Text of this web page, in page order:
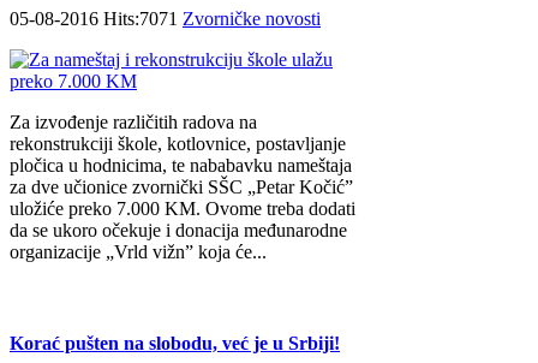
05-08-2016 Hits:7071 Zvorničke novosti
Za izvođenje različitih radova na
rekonstrukciji škole, kotlovnice, postavljanje
pločica u hodnicima, te nababavku nameštaja
za dve učionice zvornički SŠC „Petar Kočić”
uložiće preko 7.000 KM. Ovome treba dodati
da se ukoro očekuje i donacija međunarodne
organizacije „Vrld vižn” koja će...
Korać pušten na slobodu, već je u Srbiji!